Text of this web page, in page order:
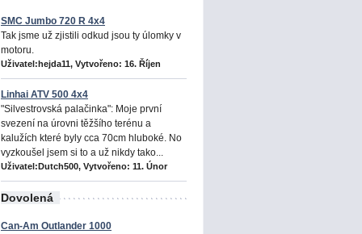
SMC Jumbo 720 R 4x4
Tak jsme už zjistili odkud jsou ty úlomky v
motoru.
Uživatel:hejda11, Vytvořeno: 16. Říjen
Linhai ATV 500 4x4
"Silvestrovská palačinka": Moje první
svezení na úrovni těžšího terénu a
kalužích které byly cca 70cm hluboké. No
vyzkoušel jsem si to a už nikdy tako...
Uživatel:Dutch500, Vytvořeno: 11. Únor
Dovolená
Can-Am Outlander 1000